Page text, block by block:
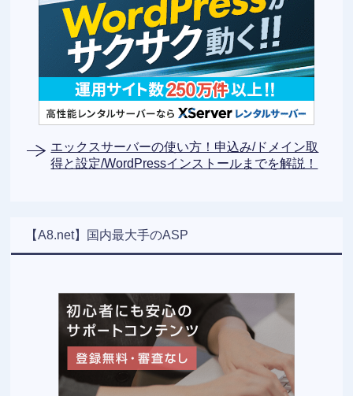
エックスサーバーの使い方！申込み/ドメイン取
得と設定/WordPressインストールまでを解説！
【A8.net】国内最大手のASP